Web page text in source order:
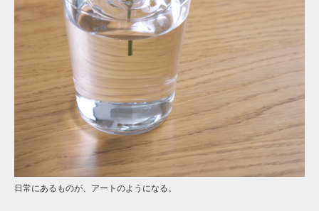
日常にあるものが、アートのようになる。